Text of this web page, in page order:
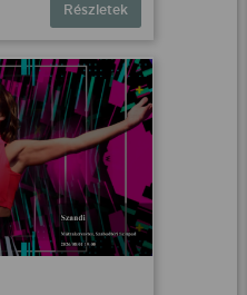
Részletek